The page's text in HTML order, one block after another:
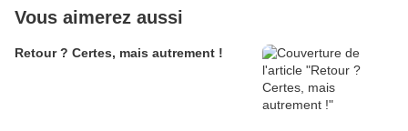
Vous aimerez aussi
Retour ? Certes, mais autrement !